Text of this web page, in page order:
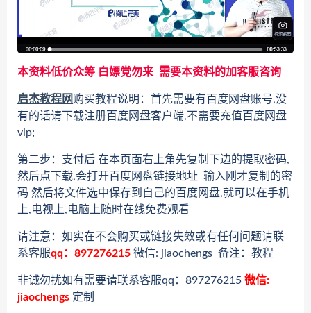
本资料低价众筹 白嫖党勿来 需要本资料的加客服咨询
启杰教程网购买教程说明：首先需要有百度网盘账号,没
有的话请下载注册百度网盘客户端,不需要充值百度网盘
vip;
第二步：支付后 在本页面右上角先复制下边的提取密码,
然后点下载,会打开百度网盘链接地址 输入刚才复制的密
码 然后将文件选中保存到自己的百度网盘,就可以在手机
上,电视上,电脑上随时在线免费观看
请注意：如实在不会购买或链接失效或有任何问题请联
系客服qq：897276215 微信: jiaochengs 备注：教程
非诚勿扰如有需要请联系客服qq：897276215 微信:
jiaochengs 定制